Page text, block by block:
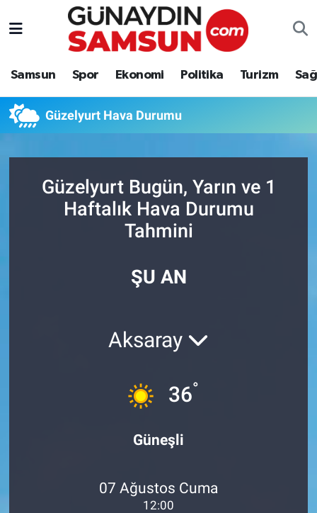
Samsun Spor Ekonomi Politika Turizm
Güzelyurt Hava Durumu
Güzelyurt Bugün, Yarın ve 1
Haftalık Hava Durumu
Tahmini
ŞU AN
Aksaray
36°
Güneşli
07 Ağustos Cuma
12:00
Samsun
Ekonomi
Turizm
Kültür Sanat
Nöbetçi Eczaneler
Trafik Durumu
Tüm Manşetler
Son Dakika Haberleri